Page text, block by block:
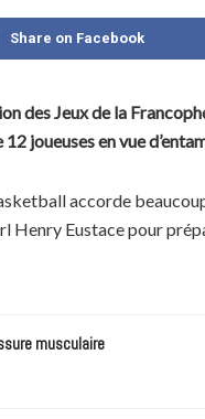
Share on Facebook
des Jeux de la
joueuses en vue
accorde
Eustace pour
musculaire